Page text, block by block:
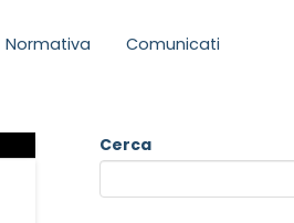
Normativa Comunicati
Cerca